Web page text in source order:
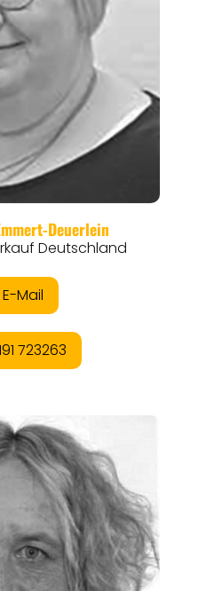
REGIONEN
ORTE
EVENTS